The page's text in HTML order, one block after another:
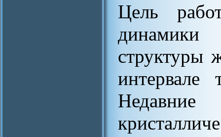
Цель
структуры
интервале